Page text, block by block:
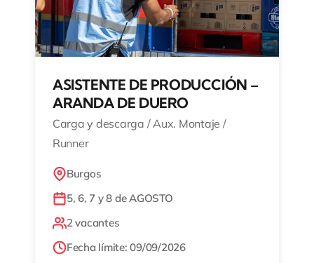
ASISTENTE DE PRODUCCIÓN –
ARANDA DE DUERO
Carga y descarga / Aux. Montaje /
Runner
Burgos
5, 6, 7 y 8 de AGOSTO
2 vacantes
Fecha límite: 09/09/2026